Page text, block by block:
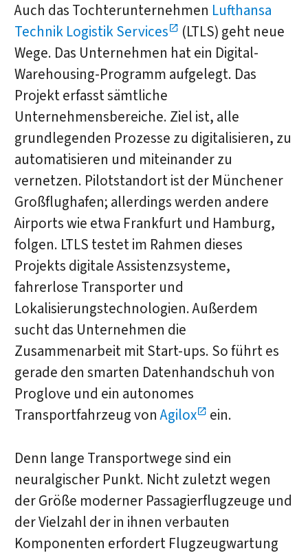
Auch das Tochterunternehmen Lufthansa
Technik Logistik Services
(LTLS) geht neue
Wege. Das Unternehmen hat ein Digital-
Warehousing-Programm aufgelegt. Das
Projekt erfasst sämtliche
Unternehmensbereiche. Ziel ist, alle
grundlegenden Prozesse zu digitalisieren, zu
automatisieren und miteinander zu
vernetzen. Pilotstandort ist der Münchener
Großflughafen; allerdings werden andere
Airports wie etwa Frankfurt und Hamburg,
folgen. LTLS testet im Rahmen dieses
Projekts digitale Assistenzsysteme,
fahrerlose Transporter und
Lokalisierungstechnologien. Außerdem
sucht das Unternehmen die
Zusammenarbeit mit Start-ups. So führt es
gerade den smarten Datenhandschuh von
Proglove und ein autonomes
Transportfahrzeug vonAgilox ein.
Denn lange Transportwege sind ein
neuralgischer Punkt. Nicht zuletzt wegen
der Größe moderner Passagierflugzeuge und
der Vielzahl der in ihnen verbauten
Komponenten erfordert Flugzeugwartung